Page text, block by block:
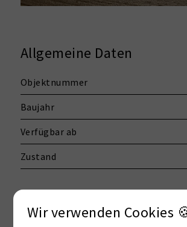
Allgemeine Daten
Objektnummer
Baujahr
Verfügbar ab
Zustand
Zimmer
Wir verwenden Cookies